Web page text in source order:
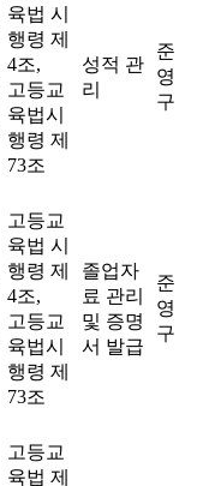
육법 시
행령 제
4조,
고등교
육법시
행령 제
73조
성적 관
리
준
영
구
고등교
육법 시
행령 제
4조,
고등교
육법시
행령 제
73조
졸업자
료 관리
및 증명
서 발급
준
영
구
고등교
육법 제